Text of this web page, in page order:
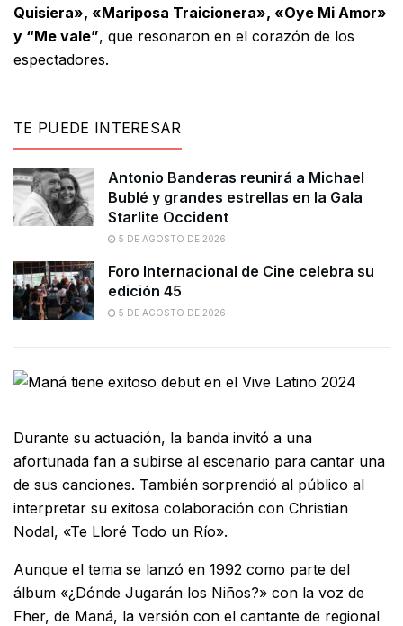
Quisiera», «Mariposa Traicionera», «Oye Mi Amor»
y “Me vale”, que resonaron en el corazón de los
espectadores.
TE PUEDE INTERESAR
Antonio Banderas reunirá a Michael
Bublé y grandes estrellas en la Gala
Starlite Occident
5 DE AGOSTO DE 2026
Foro Internacional de Cine celebra su
edición 45
5 DE AGOSTO DE 2026
Durante su actuación, la banda invitó a una
afortunada fan a subirse al escenario para cantar una
de sus canciones. También sorprendió al público al
interpretar su exitosa colaboración con Christian
Nodal, «Te Lloré Todo un Río».
Aunque el tema se lanzó en 1992 como parte del
álbum «¿Dónde Jugarán los Niños?» con la voz de
Fher, de Maná, la versión con el cantante de regional